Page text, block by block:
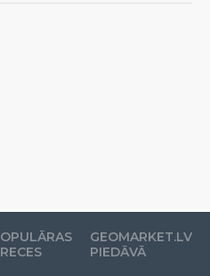
GEOMARKET.LV
PIEDĀVĀ